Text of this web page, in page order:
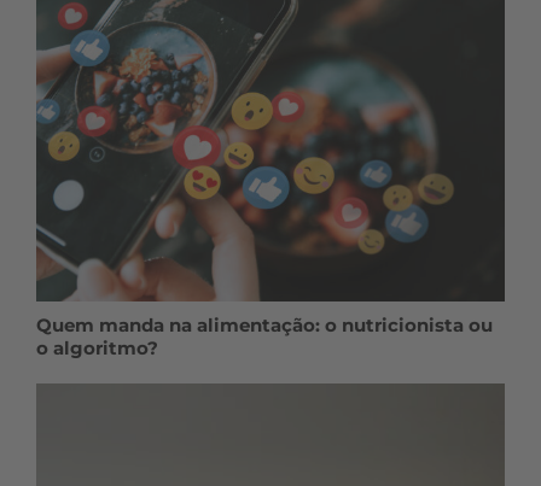
Quem manda na alimentação: o nutricionista ou
o algoritmo?